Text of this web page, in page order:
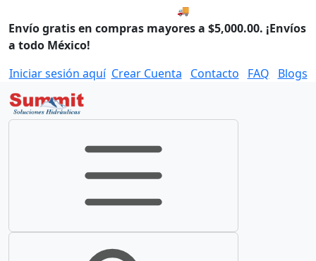
🚚 Compra antes de las
Envío gratis en compras mayores a $5,000.00. ¡Envíos
a todo México!
Iniciar sesión aquí Crear Cuenta Contacto FAQ Blogs